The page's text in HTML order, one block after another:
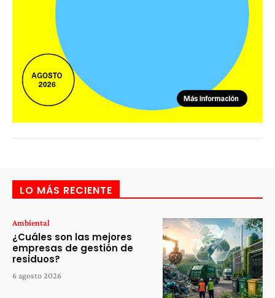
LO MÁS RECIENTE
Ambiental
¿Cuáles son las mejores
empresas de gestión de
residuos?
6 agosto 2026